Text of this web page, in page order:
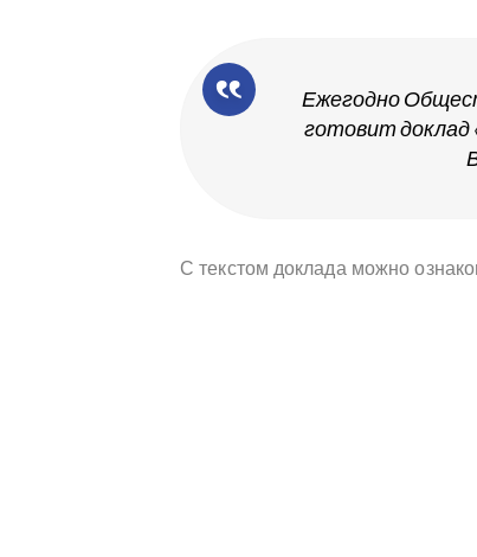
Ежегодно
готовит доклад
С текстом доклада можно